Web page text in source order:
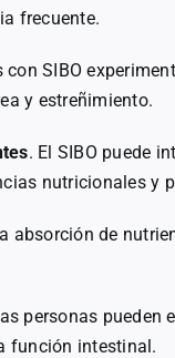
frecuente.
con SIBO
y estreñimiento.
. El SIBO puede
nutricionales y
absorción de
personas pueden
función intestinal.